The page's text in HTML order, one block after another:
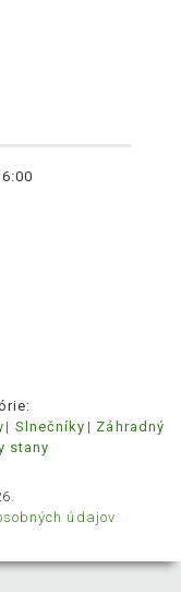
Slnečníky
Záhradný
stany
údajov